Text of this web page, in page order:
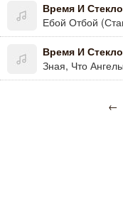
Время И Стекло
Время И Стекло
←